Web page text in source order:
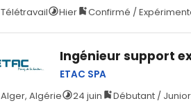
Télétravail
Hier Confirmé /
Ingénieur support
ETAC SPA
Alger, Algérie
24 juin Débutant / Junior